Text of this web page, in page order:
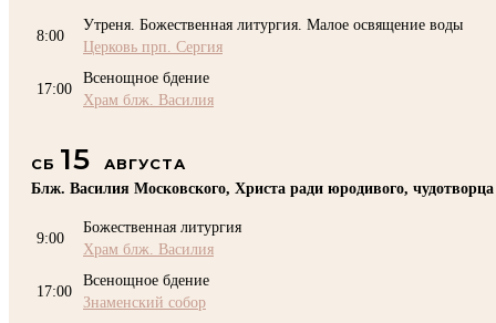
8:00
Утреня. Божественная литургия. Малое освящение воды
Церковь прп. Сергия
17:00
Всенощное бдение
Храм блж. Василия
СБ 15
АВГУСТА
Блж. Василия Московского, Христа ради юродивого, чудотворца
9:00
Божественная литургия
Храм блж. Василия
17:00
Всенощное бдение
Знаменский собор